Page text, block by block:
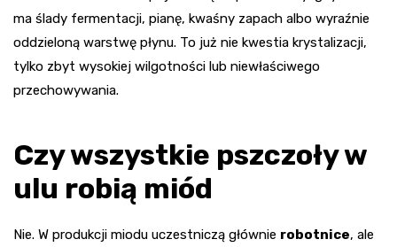
ma ślady fermentacji, pianę, kwaśny zapach albo wyraźnie
oddzieloną warstwę płynu. To już nie kwestia krystalizacji,
tylko zbyt wysokiej wilgotności lub niewłaściwego
przechowywania.
Czy wszystkie pszczoły w
ulu robią miód
Nie. W produkcji miodu uczestniczą głównie robotnice, ale